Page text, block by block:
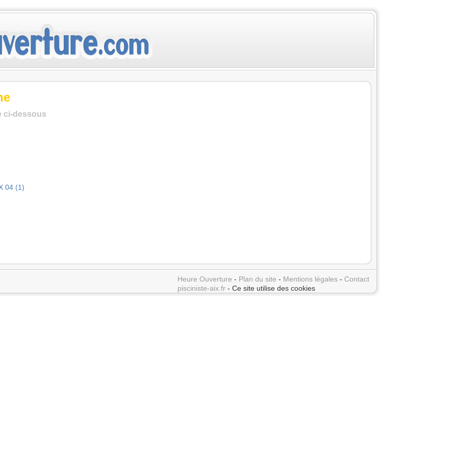
ci-dessous
04 (1)
Heure Ouverture - Plan du site - Mentions légales - Contact
pisciniste-aix.fr - Ce site utilise des cookies